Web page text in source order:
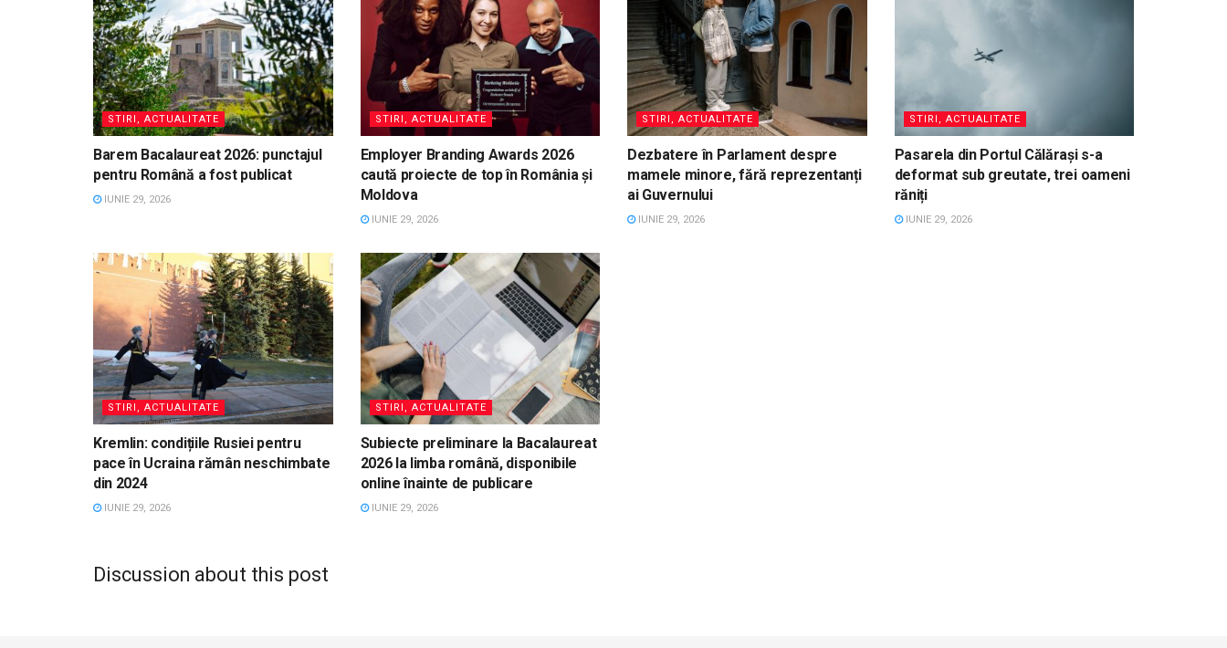
STIRI, ACTUALITATE
Barem Bacalaureat 2026: punctajul
pentru Română a fost publicat
IUNIE 29, 2026
STIRI, ACTUALITATE
Employer Branding Awards 2026
caută proiecte de top în România și
Moldova
IUNIE 29, 2026
STIRI, ACTUALITATE
Dezbatere în Parlament despre
mamele minore, fără reprezentanți
ai Guvernului
IUNIE 29, 2026
STIRI, ACTUALITATE
Pasarela din Portul Călărași s-a
deformat sub greutate, trei oameni
răniți
IUNIE 29, 2026
STIRI, ACTUALITATE
Kremlin: condițiile Rusiei pentru
pace în Ucraina rămân neschimbate
din 2024
IUNIE 29, 2026
STIRI, ACTUALITATE
Subiecte preliminare la Bacalaureat
2026 la limba română, disponibile
online înainte de publicare
IUNIE 29, 2026
Discussion about this post